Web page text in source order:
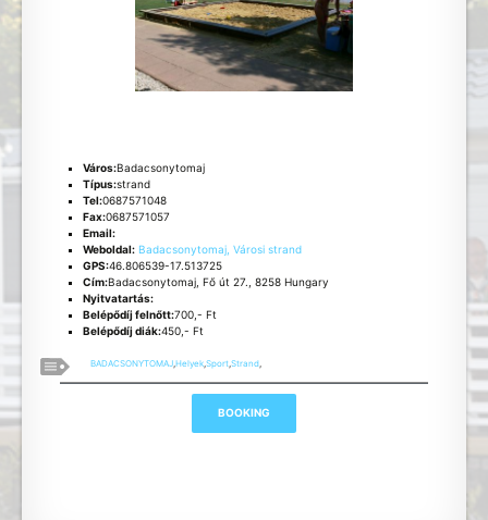
Város:Badacsonytomaj
Típus:strand
Tel:0687571048
Fax:0687571057
Email:
Weboldal: Badacsonytomaj, Városi strand
GPS:46.806539-17.513725
Cím:Badacsonytomaj, Fő út 27., 8258 Hungary
Nyitvatartás:
Belépődíj felnőtt:700,- Ft
Belépődíj diák:450,- Ft
BADACSONYTOMAJ ,Helyek ,Sport ,Strand